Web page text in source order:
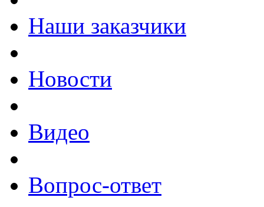
Наши заказчики
Новости
Видео
Вопрос-ответ